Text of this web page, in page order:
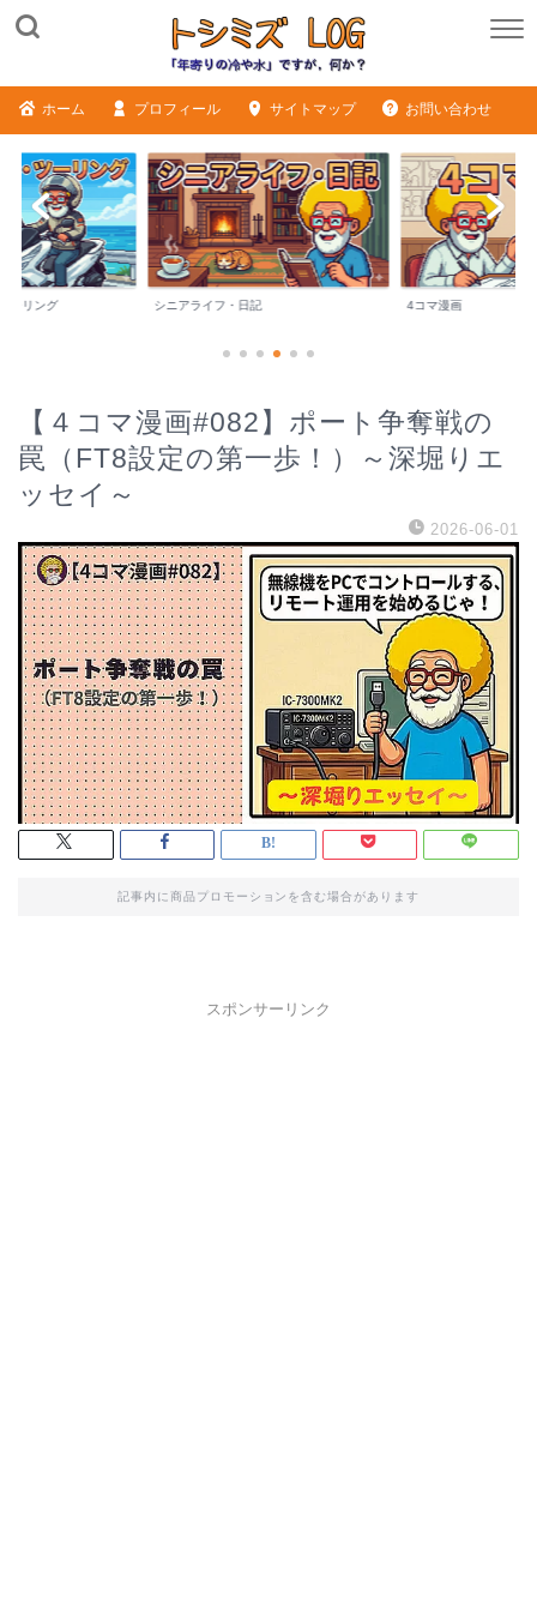
ホーム プロフィール サイトマップ お問い合わせ
ーリング シニアライフ・日記 4コマ漫画
【４コマ漫画#082】ポート争奪戦の
罠（FT8設定の第一歩！）～深堀りエ
ッセイ～
2026-06-01
記事内に商品プロモーションを含む場合があります
スポンサーリンク